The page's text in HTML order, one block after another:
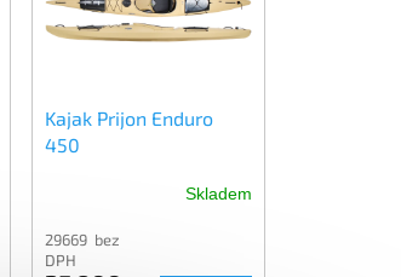
Kajak Prijon Enduro
450
Skladem
29669 bez
DPH